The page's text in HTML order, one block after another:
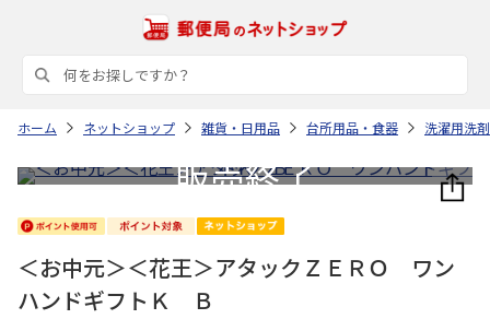
ホーム ネットショップ 雑貨・日用品 台所用品・食器 洗濯用洗剤
＜お中元＞＜花王＞アタックＺＥＲＯ ワン
ハンドギフトＫ Ｂ